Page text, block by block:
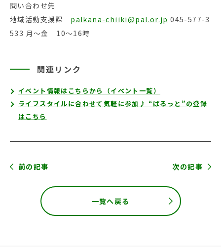
問い合わせ先
地域活動支援課 palkana-chiiki@pal.or.jp 045-577-3
533 月～金 10～16時
関連リンク
イベント情報はこちらから（イベント一覧）
ライフスタイルに合わせて気軽に参加♪ “ぱるっと”の登録
はこちら
前の記事 次の記事
一覧へ戻る